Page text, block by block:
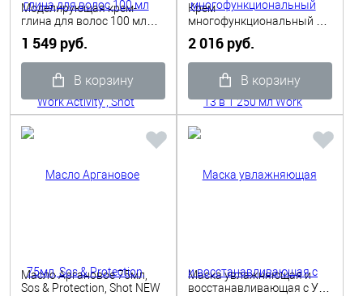
Моделирующая крем-
глина для волос 100 мл
1 549 руб.
В корзину
Крем
многофункциональный 13
Shot
2 016 руб.
В корзину
Масло Аргановое 75мл,
Sos & Protection, Shot NEW
Маска увлажняющая и
восстанавливающая с УФ-